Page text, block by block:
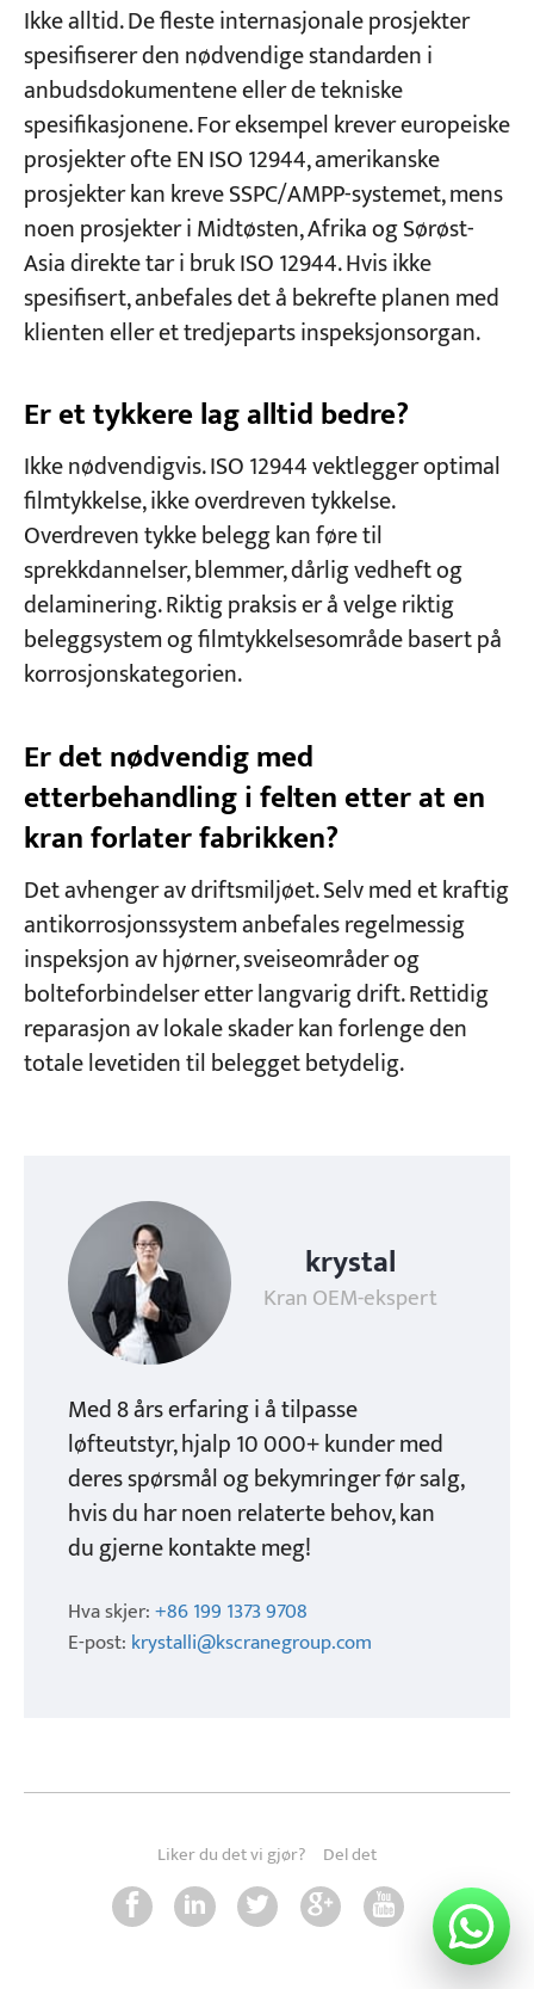
Ikke alltid. De fleste internasjonale prosjekter
spesifiserer den nødvendige standarden i
anbudsdokumentene eller de tekniske
spesifikasjonene. For eksempel krever europeiske
prosjekter ofte EN ISO 12944, amerikanske
prosjekter kan kreve SSPC/AMPP-systemet, mens
noen prosjekter i Midtøsten, Afrika og Sørøst-
Asia direkte tar i bruk ISO 12944. Hvis ikke
spesifisert, anbefales det å bekrefte planen med
klienten eller et tredjeparts inspeksjonsorgan.
Er et tykkere lag alltid bedre?
Ikke nødvendigvis. ISO 12944 vektlegger optimal
filmtykkelse, ikke overdreven tykkelse.
Overdreven tykke belegg kan føre til
sprekkdannelser, blemmer, dårlig vedheft og
delaminering. Riktig praksis er å velge riktig
beleggsystem og filmtykkelsesområde basert på
korrosjonskategorien.
Er det nødvendig med
etterbehandling i felten etter at en
kran forlater fabrikken?
Det avhenger av driftsmiljøet. Selv med et kraftig
antikorrosjonssystem anbefales regelmessig
inspeksjon av hjørner, sveiseområder og
bolteforbindelser etter langvarig drift. Rettidig
reparasjon av lokale skader kan forlenge den
totale levetiden til belegget betydelig.
krystal
Kran OEM-ekspert
Med 8 års erfaring i å tilpasse
løfteutstyr, hjalp 10 000+ kunder med
deres spørsmål og bekymringer før salg,
hvis du har noen relaterte behov, kan
du gjerne kontakte meg!
Hva skjer:+86 199 1373 9708
E-post: krystalli@kscranegroup.com
Liker du det vi gjør? Del det